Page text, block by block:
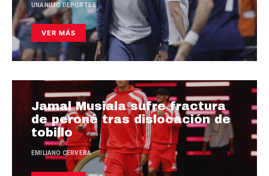
UNANIMO DEPORTES
VER MÁS
Jamal Musiala sufre fractura
de peroné tras dislocación de
tobillo
EMILIANO CERVERA